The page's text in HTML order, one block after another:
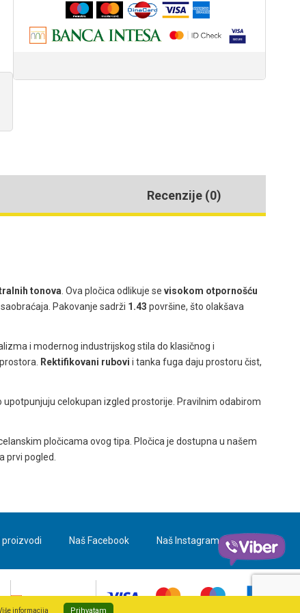
Recenzije (0)
tonova . Ova pločica odlikuje se visokom otpornošću
Pakovanje sadrži 1.43 površine, što olakšava
i modernog industrijskog stila do klasičnog i
Rektifikovani rubovi i tanka fuga daju prostoru čist,
upotpunjuju celokupan izgled prostorije. Pravilnim odabirom
pločicama ovog tipa. Pločica je dostupna u našem
prvi pogled.
proizvodi Naš Facebook Naš Instagram Blog
informacija Prihvatam